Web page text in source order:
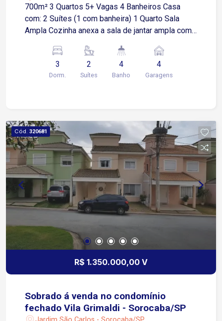
700m² 3 Quartos 5+ Vagas 4 Banheiros Casa
com: 2 Suítes (1 com banheira) 1 Quarto Sala
Ampla Cozinha anexa a sala de jantar ampla com
balcão Área de serviço Varanda ampla Garagem
coberta para 4 carros Piscina 35 mil litros
Bosque Portão elétrico Casa estilo de chácara
3
Dorm.
2
Suítes
4
Banho
4
Garagens
Cód. 320681
R$ 1.350.000,00 V
Sobrado á venda no condomínio
fechado Vila Grimaldi - Sorocaba/SP